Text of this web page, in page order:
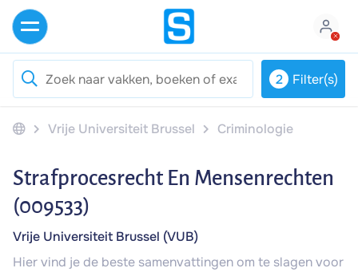
Vrije Universiteit Brussel Criminologie
2 Filter(s)
Strafprocesrecht En Mensenrechten
(009533)
Vrije Universiteit Brussel (VUB)
Hier vind je de beste samenvattingen om te slagen voor